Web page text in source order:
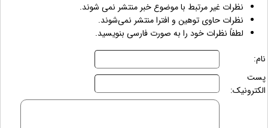
نظرات غیر مرتبط با موضوع خبر منتشر نمی شوند.
نظرات حاوی توهین و افترا منتشر نمی‌شوند.
لطفاً نظرات خود را به صورت فارسی بنویسید.
نام:
پست
الکترونیک: